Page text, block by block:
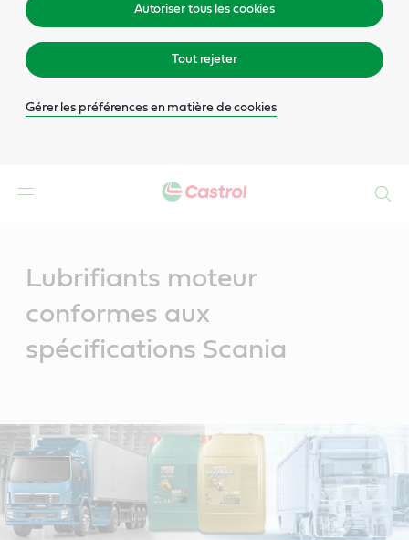
Autoriser tous les cookies
Tout rejeter
Gérer les préférences en matière de cookies
Lubrifiants moteur
conformes aux
spécifications Scania